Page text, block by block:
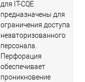
для IT-CQE
предназначены для
ограничения доступа
неавторизованного
персонала.
Перфорация
обеспечивает
проникновение